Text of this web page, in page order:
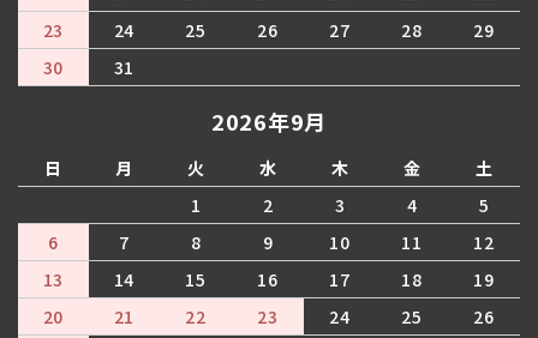
23
24 25 26 27 28
29
30
31
2026年9月
日 月 火 水 木 金
土
1
2 3 4
5
6
7 8 9 10 11
12
13
14 15 16 17 18
19
20
21 22 23 24 25
26